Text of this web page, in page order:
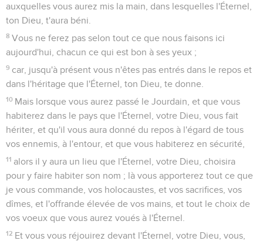
auxquelles vous aurez mis la main, dans lesquelles l'Éternel,
ton Dieu, t'aura béni.
8 Vous ne ferez pas selon tout ce que nous faisons ici
aujourd'hui, chacun ce qui est bon à ses yeux ;
9 car, jusqu'à présent vous n'êtes pas entrés dans le repos et
dans l'héritage que l'Éternel, ton Dieu, te donne.
10 Mais lorsque vous aurez passé le Jourdain, et que vous
habiterez dans le pays que l'Éternel, votre Dieu, vous fait
hériter, et qu'il vous aura donné du repos à l'égard de tous
vos ennemis, à l'entour, et que vous habiterez en sécurité,
11 alors il y aura un lieu que l'Éternel, votre Dieu, choisira
pour y faire habiter son nom ; là vous apporterez tout ce que
je vous commande, vos holocaustes, et vos sacrifices, vos
dîmes, et l'offrande élevée de vos mains, et tout le choix de
vos voeux que vous aurez voués à l'Éternel.
12 Et vous vous réjouirez devant l'Éternel, votre Dieu, vous,